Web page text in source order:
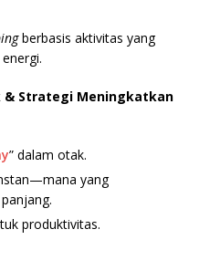
berbasis aktivitas yang
& Strategi Meningkatkan
” dalam otak.
yang
produktivitas.